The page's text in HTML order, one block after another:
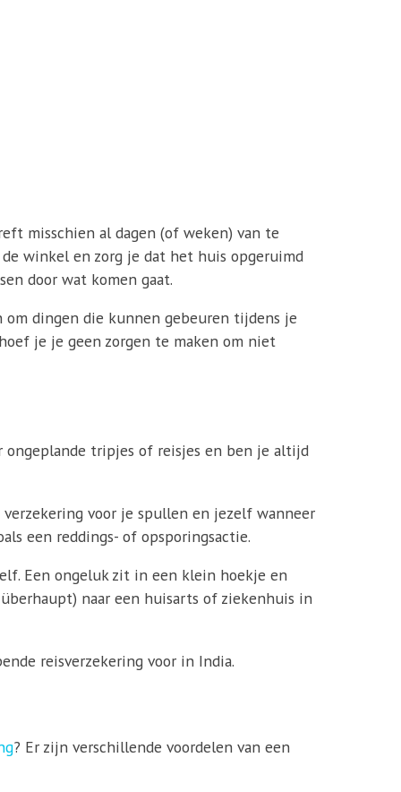
misschien al dagen (of weken) van te
winkel en zorg je dat het huis opgeruimd
door wat komen gaat.
dingen die kunnen gebeuren tijdens je
je je geen zorgen te maken om niet
ongeplande tripjes of reisjes en ben je altijd
voor je spullen en jezelf wanneer
een reddings- of opsporingsactie.
Een ongeluk zit in een klein hoekje en
naar een huisarts of ziekenhuis in
reisverzekering voor in India.
? Er zijn verschillende voordelen van een